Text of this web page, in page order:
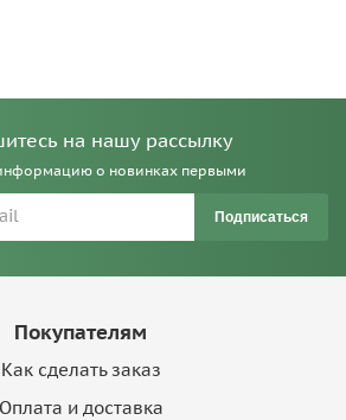
на нашу рассылку
о новинках первыми
Подписаться
Покупателям
Как сделать заказ
Оплата и доставка